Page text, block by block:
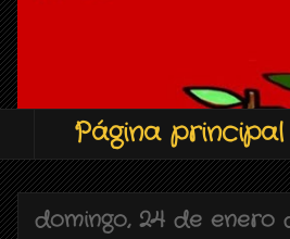
Página principal
domingo, 24 de enero